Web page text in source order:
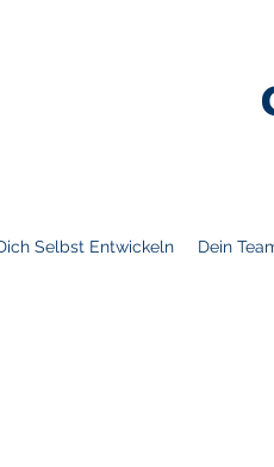
Selbst Entwickeln Dein